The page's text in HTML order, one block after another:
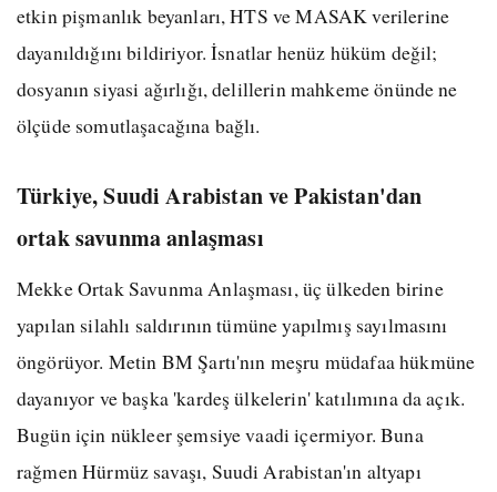
etkin pişmanlık beyanları, HTS ve MASAK verilerine
dayanıldığını bildiriyor. İsnatlar henüz hüküm değil;
dosyanın siyasi ağırlığı, delillerin mahkeme önünde ne
ölçüde somutlaşacağına bağlı.
Türkiye, Suudi Arabistan ve Pakistan'dan
ortak savunma anlaşması
Mekke Ortak Savunma Anlaşması, üç ülkeden birine
yapılan silahlı saldırının tümüne yapılmış sayılmasını
öngörüyor. Metin BM Şartı'nın meşru müdafaa hükmüne
dayanıyor ve başka 'kardeş ülkelerin' katılımına da açık.
Bugün için nükleer şemsiye vaadi içermiyor. Buna
rağmen Hürmüz savaşı, Suudi Arabistan'ın altyapı